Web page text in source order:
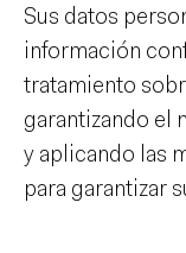
Sus datos
información
tratamiento
garantizando el
y aplicando las
para garantizar